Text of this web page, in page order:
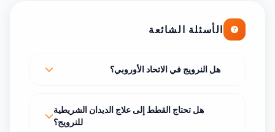
الأسئلة الشائعة
هل النرويج في الاتحاد الأوروبي؟
هل تحتاج القطط إلى علاج الديدان الشريطية
للنرويج؟